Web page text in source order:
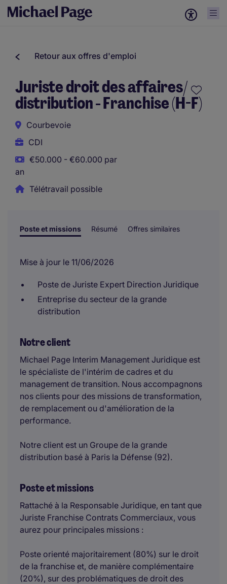
Retour aux offres d'emploi
Juriste droit des affaires/
distribution - Franchise (H-F)
Courbevoie
CDI
€50.000 - €60.000 par
an
Télétravail possible
Poste et missions Résumé Offres similaires
Mise à jour le 11/06/2026
Poste de Juriste Expert Direction Juridique
Entreprise du secteur de la grande
distribution
Notre client
Michael Page Interim Management Juridique est
le spécialiste de l'intérim de cadres et du
management de transition. Nous accompagnons
nos clients pour des missions de transformation,
de remplacement ou d'amélioration de la
performance.
Notre client est un Groupe de la grande
distribution basé à Paris la Défense (92).
Poste et missions
Rattaché à la Responsable Juridique, en tant que
Juriste Franchise Contrats Commerciaux, vous
aurez pour principales missions :
Poste orienté majoritairement (80%) sur le droit
de la franchise et, de manière complémentaire
(20%), sur des problématiques de droit des